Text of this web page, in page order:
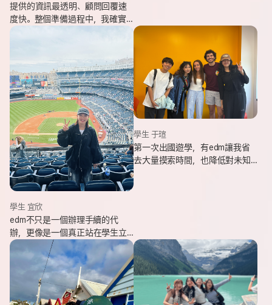
提供的資訊最透明、顧問回覆速
度快。整個準備過程中，我確實
也感受到edm的用心與專業。抵
學生 宜欣
edm不只是一個辦理手續的代
辦，更像是一個真正站在學生立
場、陪伴並支持你完成留遊學夢
想的夥伴。這也是我會想推薦
edm的原因。
學生 于瑄
第一次出國遊學，有edm讓我省
去大量摸索時間，也降低對未知